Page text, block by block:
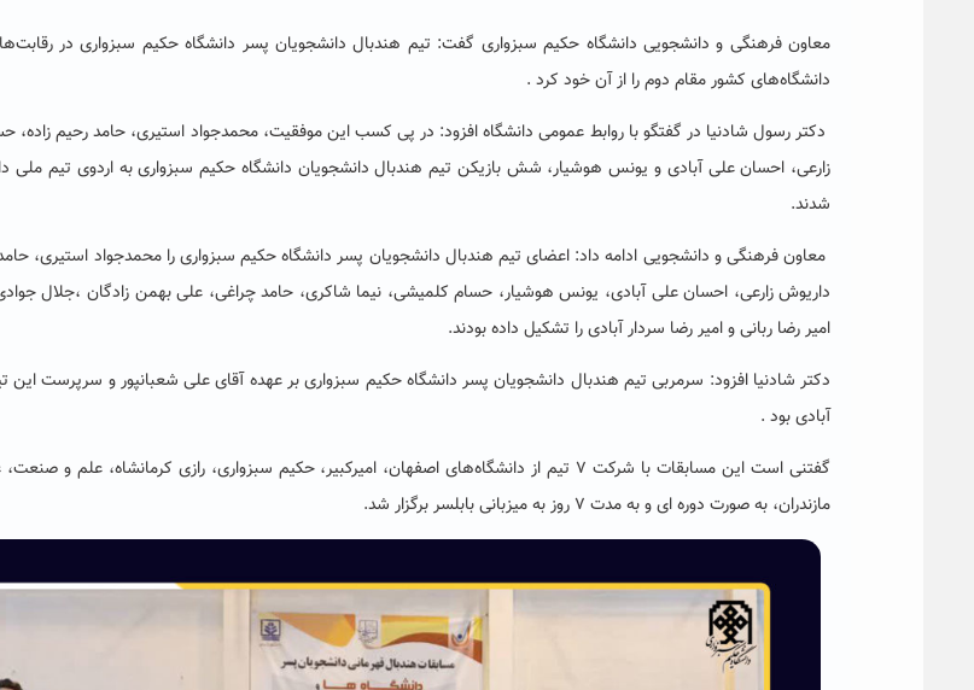
معاون فرهنگی و دانشجویی دانشگاه حکیم سبزواری گفت: تیم هندبال دانشجویان پسر دانشگاه حکیم سبزواری در
دانشگاه‌های کشور مقام دوم را از آن خود کرد.
دکتر رسول شادنیا در گفتگو با روابط عمومی دانشگاه افزود: در پی کسب این موفقیت، محمدجواد استیری، حامد رحیم
زارعی، احسان علی آبادی و یونس هوشیار، شش بازیکن تیم هندبال دانشجویان دانشگاه حکیم سبزواری به اردوی تیم ملی
شدند.
معاون فرهنگی و دانشجویی ادامه داد: اعضای تیم هندبال دانشجویان پسر دانشگاه حکیم سبزواری را محمدجواد استیری،
داریوش زارعی، احسان علی آبادی، یونس هوشیار، حسام کلمیشی، نیما شاکری، حامد چراغی، علی بهمن زادگان ،جلال
امیر رضا ربانیو امیر رضا سردار آبادی را تشکیل داده بودند.
دکتر شادنیا افزود: سرمربی تیم هندبال دانشجویان پسر دانشگاه حکیم سبزواری بر عهده آقای علی شعبانپور و سرپرست این
آبادی بود .
گفتنی است این مسابقات با شرکت ۷تیم از دانشگاه‌های اصفهان، امیرکبیر، حکیم سبزواری، رازی کرمانشاه، علم و صنعت،
مازندران، به صورت دوره ای و به مدت ۷روز به میزبانی بابلسر برگزار شد.